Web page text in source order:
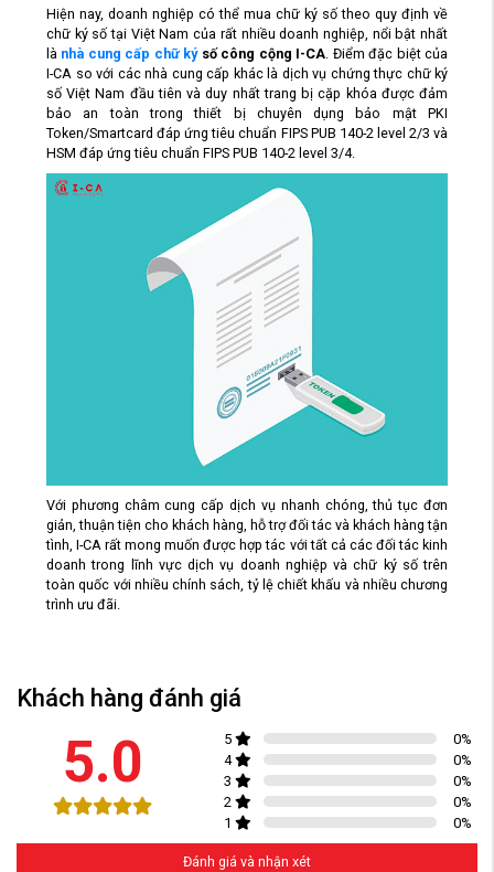
Hiện nay, doanh nghiệp có thể mua chữ ký số theo quy định về
chữ ký số tại Việt Nam của rất nhiều doanh nghiệp, nổi bật nhất
là nhà cung cấp chữ kýsố công cộng I-CA . Điểm đặc biệt của
I-CA so với các nhà cung cấp khác là dịch vụ chứng thực chữ ký
số Việt Nam đầu tiên và duy nhất trang bị cặp khóa được đảm
bảo an toàn trong thiết bị chuyên dụng bảo mật PKI
Token/Smartcard đáp ứng tiêu chuẩn FIPS PUB 140-2 level 2/3 và
HSM đáp ứng tiêu chuẩn FIPS PUB 140-2 level 3/4.
Với phương châm cung cấp dịch vụ nhanh chóng, thủ tục đơn
giản, thuận tiện cho khách hàng, hỗ trợ đối tác và khách hàng tận
tình, I-CA rất mong muốn được hợp tác với tất cả các đối tác kinh
doanh trong lĩnh vực dịch vụ doanh nghiệp và chữ ký số trên
toàn quốc với nhiều chính sách, tỷ lệ chiết khấu và nhiều chương
trình ưu đãi.
Khách hàng đánh giá
5.0 5 0%
4
0%
3
0%
2
0%
1
0%
Đánh giá và nhận xét